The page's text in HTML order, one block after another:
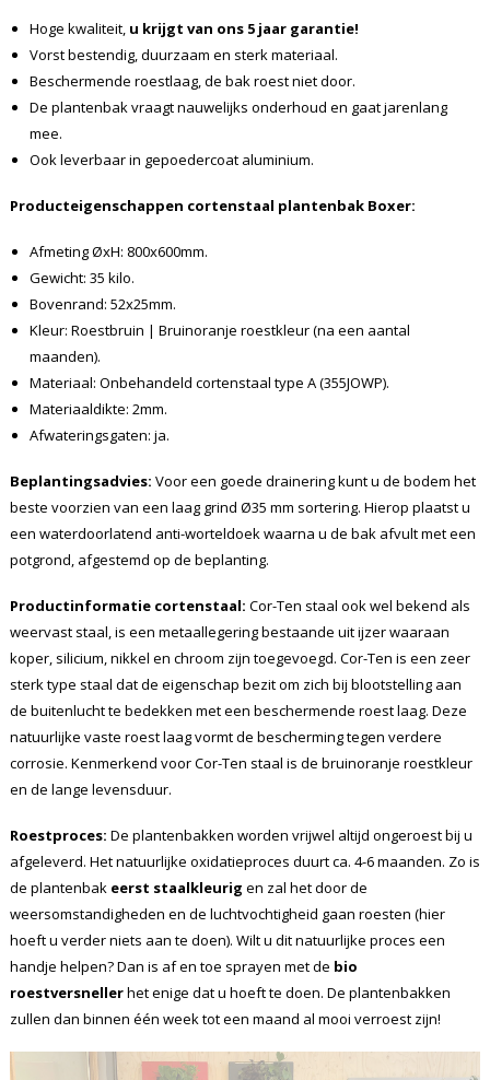
Hoge kwaliteit, u krijgt van ons 5 jaar garantie!
Vorst bestendig, duurzaam en sterk materiaal.
Beschermende roestlaag, de bak roest niet door.
De plantenbak vraagt nauwelijks onderhoud en gaat jarenlang
mee.
Ook leverbaar in gepoedercoat aluminium.
Producteigenschappen cortenstaal plantenbak Boxer:
Afmeting ØxH: 800x600mm.
Gewicht: 35 kilo.
Bovenrand: 52x25mm.
Kleur: Roestbruin | Bruinoranje roestkleur (na een aantal
maanden).
Materiaal: Onbehandeld cortenstaal type A (355JOWP).
Materiaaldikte: 2mm.
Afwateringsgaten: ja.
Beplantingsadvies: Voor een goede drainering kunt u de bodem het
beste voorzien van een laag grind Ø35 mm sortering. Hierop plaatst u
een waterdoorlatend anti-worteldoek waarna u de bak afvult met een
potgrond, afgestemd op de beplanting.
Productinformatie cortenstaal: Cor-Ten staal ook wel bekend als
weervast staal, is een metaallegering bestaande uit ijzer waaraan
koper, silicium, nikkel en chroom zijn toegevoegd. Cor-Ten is een zeer
sterk type staal dat de eigenschap bezit om zich bij blootstelling aan
de buitenlucht te bedekken met een beschermende roest laag. Deze
natuurlijke vaste roest laag vormt de bescherming tegen verdere
corrosie. Kenmerkend voor Cor-Ten staal is de bruinoranje roestkleur
en de lange levensduur.
Roestproces: De plantenbakken worden vrijwel altijd ongeroest bij u
afgeleverd. Het natuurlijke oxidatieproces duurt ca. 4-6 maanden. Zo is
de plantenbak eerst staalkleurig en zal het door de
weersomstandigheden en de luchtvochtigheid gaan roesten (hier
hoeft u verder niets aan te doen). Wilt u dit natuurlijke proces een
handje helpen? Dan is af en toe sprayen met de bio
roestversnellerhet enige dat u hoeft te doen. De plantenbakken
zullen dan binnen één week tot een maand al mooi verroest zijn!